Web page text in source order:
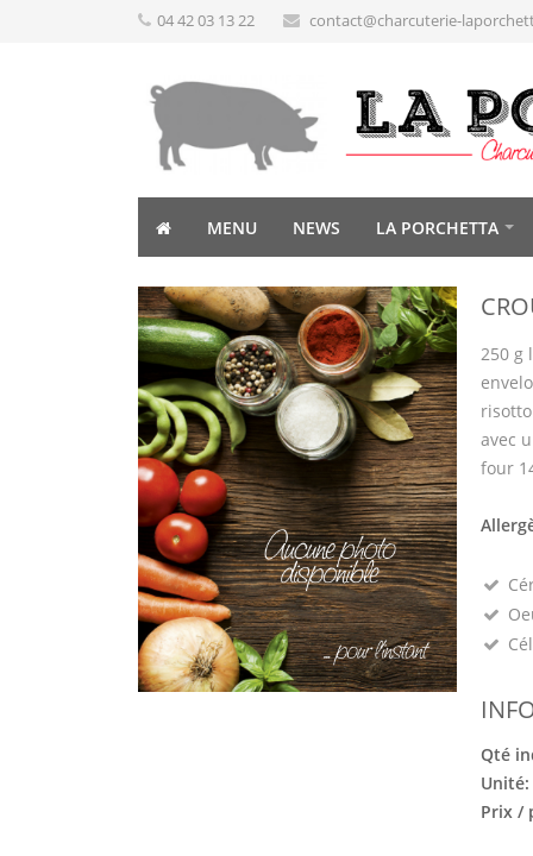
04 42 03 13 22 contact@charcuterie-
MENU NEWS LA PORCHETTA
250 g
avec
four
Qté
Unité:
Prix /